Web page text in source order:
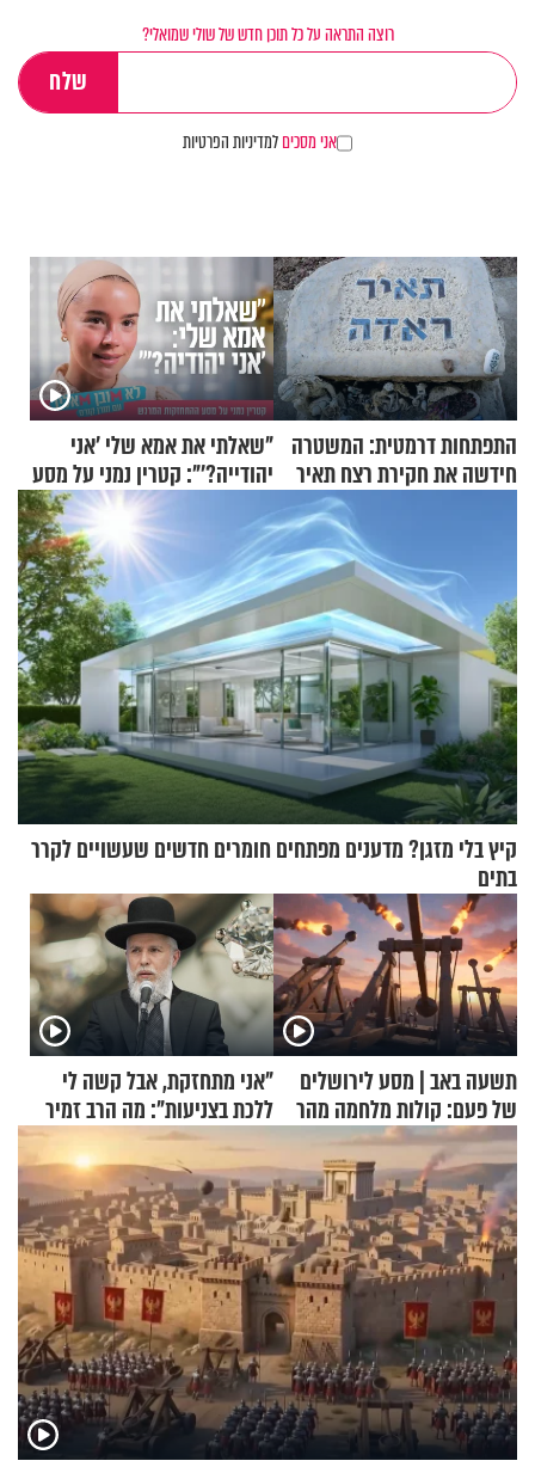
רוצה התראה על כל תוכן חדש של שולי שמואלי?
אני מסכיםלמדיניות הפרטיות
התפתחות דרמטית: המשטרה
חידשה את חקירת רצח תאיר
"שאלתי את אמא שלי 'אני
יהודייה?'": קטרין נמני על מסע
ההתחזקות המרגש
קיץ בלי מזגן? מדענים מפתחים חומרים חדשים שעשויים לקרר
בתים
תשעה באב | מסע לירושלים
של פעם: קולות מלחמה מהר
הזיתים
"אני מתחזקת, אבל קשה לי
ללכת בצניעות": מה הרב זמיר
כהן המליץ לה לעשות?